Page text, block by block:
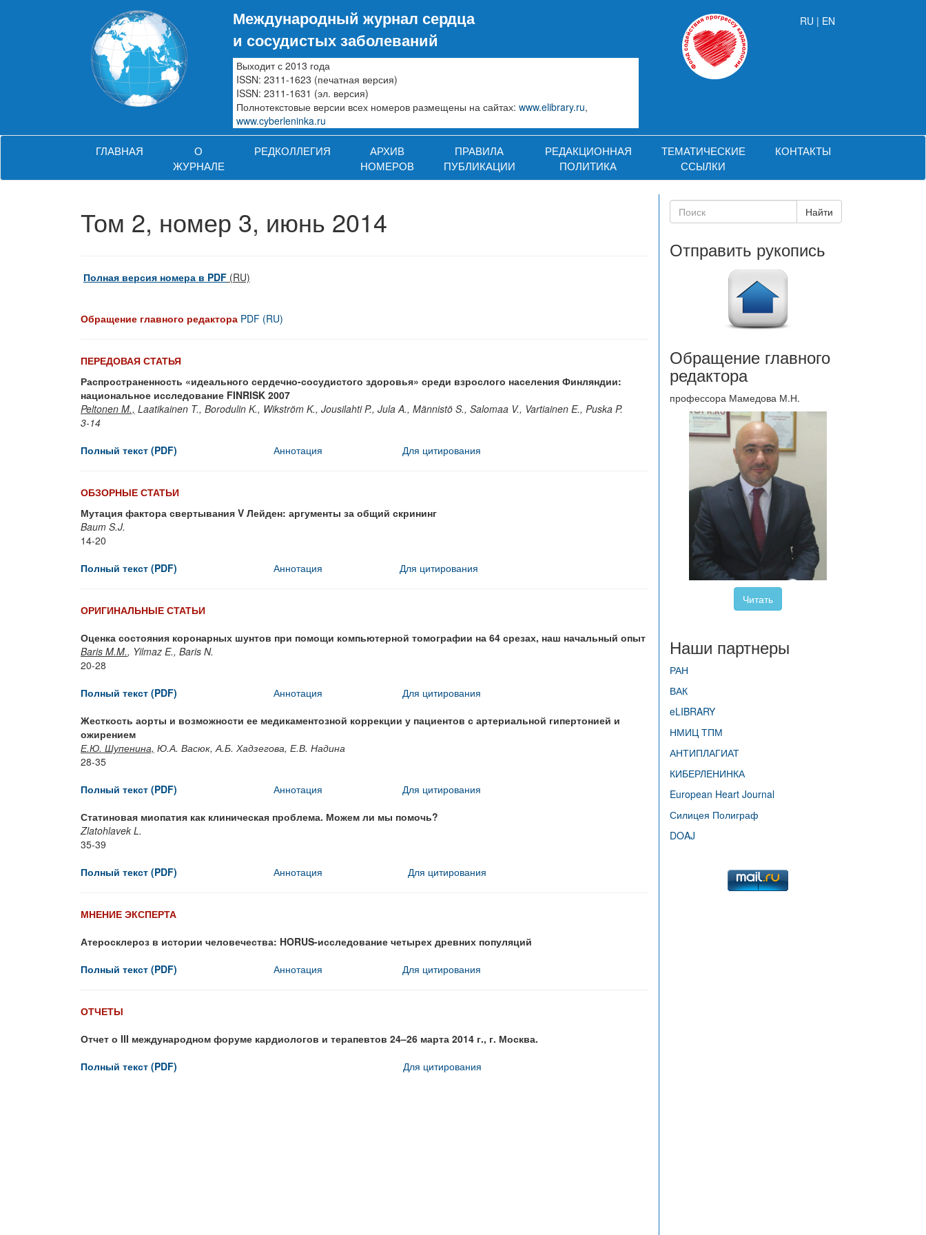
Международный журнал сердца
и сосудистых заболеваний
Выходит с 2013 года
ISSN: 2311-1623 (печатная версия)
ISSN: 2311-1631 (эл. версия)
Полнотекстовые версии всех номеров размещены на сайтах:www.elibrary.ru,
www.cyberleninka.ru
RU | EN
ГЛАВНАЯ
О
ЖУРНАЛЕ
РЕДКОЛЛЕГИЯ
АРХИВ
НОМЕРОВ
ПРАВИЛА
ПУБЛИКАЦИИ
РЕДАКЦИОННАЯ
ПОЛИТИКА
ТЕМАТИЧЕСКИЕ
ССЫЛКИ
КОНТАКТЫ
Том 2, номер 3, июнь 2014
Полная версия номера в PDF (RU)
Обращение главного редактора PDF (RU)
ПЕРЕДОВАЯ СТАТЬЯ
Распространенность «идеального сердечно-сосудистого здоровья» среди взрослого населения Финляндии:
национальное исследование FINRISK 2007
Peltonen M., Laatikainen T., Borodulin K., Wikström K., Jousilahti P., Jula A., Männistö S., Salomaa V., Vartiainen E., Puska P.
3-14
Полный текст (PDF)
Аннотация Для цитирования
ОБЗОРНЫЕ СТАТЬИ
Мутация фактора свертывания V Лейден: аргументы за общий скрининг
Baum S.J.
14-20
Полный текст (PDF)
Аннотация Для цитирования
ОРИГИНАЛЬНЫЕ СТАТЬИ
Оценка состояния коронарных шунтов при помощи компьютерной томографии на 64 срезах, наш начальный опыт
Baris M.M., Yilmaz E., Baris N.
20-28
Полный текст (PDF)
Аннотация
Для цитирования
Жесткость аорты и возможности ее медикаментозной коррекции у пациентов с артериальной гипертонией и
ожирением
Е.Ю. Шупенина, Ю.А. Васюк, А.Б. Хадзегова, Е.В. Надина
28-35
Полный текст (PDF)
Аннотация
Для цитирования
Статиновая миопатия как клиническая проблема. Можем ли мы помочь?
Zlatohlavek L.
35-39
Полный текст (PDF)
Аннотация Для цитирования
МНЕНИЕ ЭКСПЕРТА
Атеросклероз в истории человечества: HORUS-исследование четырех древних популяций
Полный текст (PDF)
Аннотация Для цитирования
ОТЧЕТЫ
Отчет о III международном форуме кардиологов и терапевтов 24–26 марта 2014 г., г. Москва.
Полный текст (PDF)
Для цитирования
Отправить рукопись
Обращение главного
редактора
профессора Мамедова М.Н.
Читать
Наши партнеры
РАН
ВАК
eLIBRARY
НМИЦ ТПМ
АНТИПЛАГИАТ
КИБЕРЛЕНИНКА
European Heart Journal
Силицея Полиграф
DOAJ